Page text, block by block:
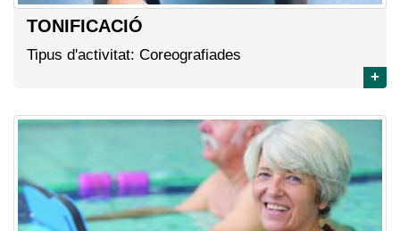
TONIFICACIÓ
Tipus d'activitat: Coreografiades
+